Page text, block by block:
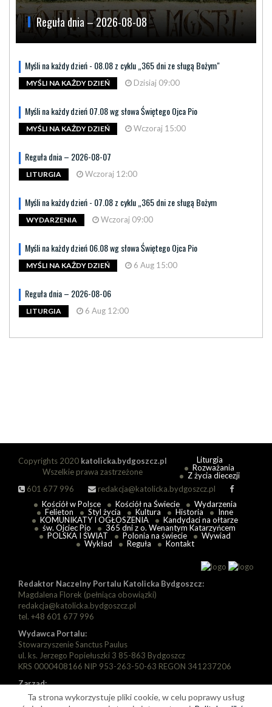
Reguła dnia – 2026-08-08
Myśli na każdy dzień - 08.08 z cyklu „365 dni ze sługą Bożym"
MYŚLI NA KAŻDY DZIEŃ Dzisiaj 09:00
Myśli na każdy dzień 07.08 wg słowa Świętego Ojca Pio
MYŚLI NA KAŻDY DZIEŃ Wczoraj 15:00
Reguła dnia – 2026-08-07
LITURGIA Wczoraj 12:00
Myśli na każdy dzień - 07.08 z cyklu „365 dni ze sługą Bożym
WYDARZENIA Wczoraj 09:00
Myśli na każdy dzień 06.08 wg słowa Świętego Ojca Pio
MYŚLI NA KAŻDY DZIEŃ 6 Aug 15:00
Reguła dnia – 2026-08-06
LITURGIA 6 Aug 12:00
Copyrights 2020 katolicka.bydgoszcz.pl
Wszelkie prawa zastrzeżone
601 677 996
redakcja@katolicka.bydgoszcz.pl
Liturgia
Rozważania
Z życia diecezji
Kościół w Polsce Kościół na Świecie
Wydarzenia
Felieton
Styl życia Kultura Historia
Inne
KOMUNIKATY I OGŁOSZENIA
Kandydaci na ołtarze
św. Ojciec Pio
365 dni z o. Wenantym Katarzyńcem
POLSKA I ŚWIAT
Polonia na świecie
Wywiad
Wykład
Reguła Kontakt
Redaktor Naczelny Portalu Katolicka Bydgoszcz:
Magdalena Florek (pełniąca obowiązki)
redakcja@katolicka.bydgoszcz.pl
tel. +48 601 677 996
Wydawca Portalu:
Stowarzyszenie Sanctus Paulus
ul. ks. Jerzego Popiełuszki 3 85-863 Bydgoszcz
KRS 0000408166 NIP 953-263-50-63 REGON 341237206
Zarząd:
Prezes: Piotr Florek
Wiceprezes: Paweł Szarapka
Ta strona wykorzystuje pliki cookie, w celu poprawy usług